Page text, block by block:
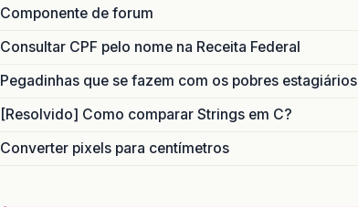
Componente de forum
Consultar CPF pelo nome na Receita Federal
Pegadinhas que se fazem com os pobres estagiários
[Resolvido] Como comparar Strings em C?
Converter pixels para centímetros